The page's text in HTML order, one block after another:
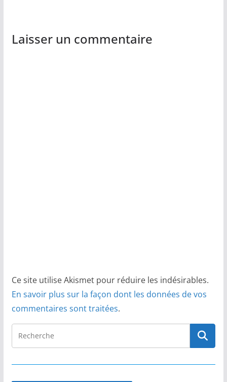
Laisser un commentaire
Ce site utilise Akismet pour réduire les indésirables.
En savoir plus sur la façon dont les données de vos
commentaires sont traitées.